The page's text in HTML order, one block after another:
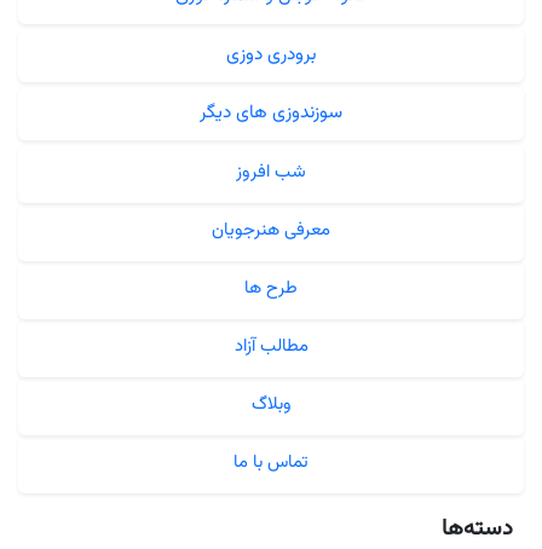
برودری دوزی
سوزندوزی های دیگر
شب افروز
معرفی هنرجویان
طرح ها
مطالب آزاد
وبلاگ
تماس با ما
دسته‌ها